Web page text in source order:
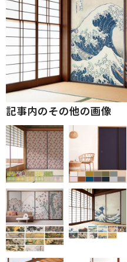
記事内のその他の画像